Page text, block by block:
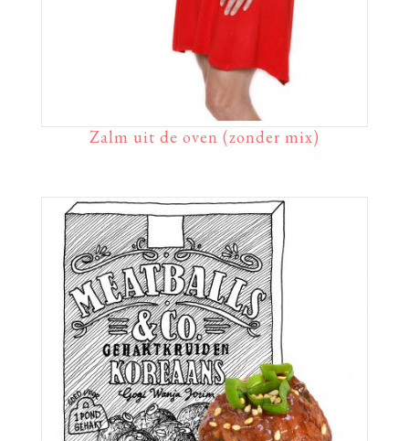
Zalm uit de oven (zonder mix)